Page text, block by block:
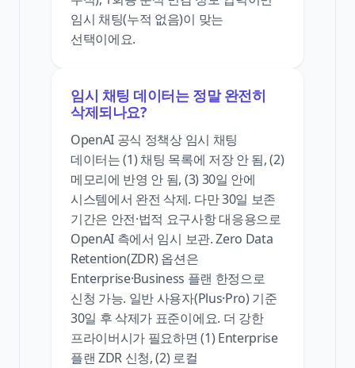
임시 채팅(누적 없음)이 맞는
선택이에요.
임시 채팅 데이터는 정말 완전히
삭제되나요?
OpenAI 공식 정책상 임시 채팅
데이터는 (1) 채팅 목록에 저장 안 됨, (2)
메모리에 반영 안 됨, (3) 30일 안에
시스템에서 완전 삭제. 다만 30일 보존
기간은 안전·법적 요구사항 대응용으로
OpenAI 측에서 임시 보관. Zero Data
Retention(ZDR) 옵션은
Enterprise·Business 플랜 한정으로
신청 가능. 일반 사용자(Plus·Pro) 기준
30일 후 삭제가 표준이에요. 더 강한
프라이버시가 필요하면 (1) Enterprise
플랜 ZDR 신청, (2) 로컬